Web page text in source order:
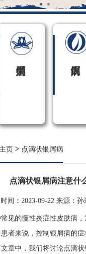
主页 > 点滴状银屑病
点滴状银屑病注意什
时间： 2023-09-22 来源： 孙
的慢性炎症性皮肤病，
者来说，控制银屑病的
章中，我们将讨论点滴